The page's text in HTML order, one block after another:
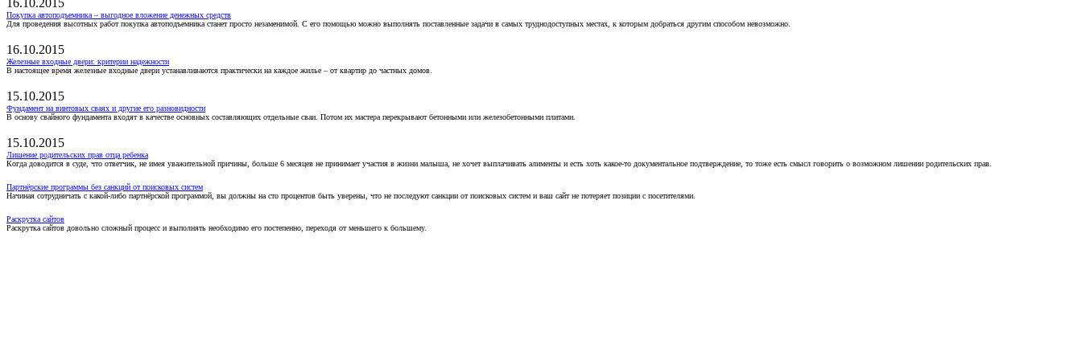
16.10.2015
Покупка автоподъемника – выгодное вложение денежных средств
Для проведения высотных работ покупка автоподъемника станет просто незаменимой. С его помощью можно выполнять поставленные задачи в самых труднодоступных местах, к которым добраться другим способом невозможно.
16.10.2015
Железные входные двери: критерии надежности
В настоящее время железные входные двери устанавливаются практически на каждое жилье – от квартир до частных домов.
15.10.2015
Фундамент на винтовых сваях и другие его разновидности
В основу свайного фундамента входят в качестве основных составляющих отдельные сваи. Потом их мастера перекрывают бетонными или железобетонными плитами.
15.10.2015
Лишение родительских прав отца ребенка
Когда доводится в суде, что ответчик, не имея уважительной причины, больше 6 месяцев не принимает участия в жизни малыша, не хочет выплачивать алименты и есть хоть какое-то документальное подтверждение, то тоже есть смысл говорить о возможном лишении родительских прав.
Партнёрские программы без санкций от поисковых систем
Начиная сотрудничать с какой-либо партнёрской программой, вы должны на сто процентов быть уверены, что не последуют санкции от поисковых систем и ваш сайт не потеряет позиции с посетителями.
Раскрутка сайтов
Раскрутка сайтов довольно сложный процесс и выполнять необходимо его постепенно, переходя от меньшего к большему.